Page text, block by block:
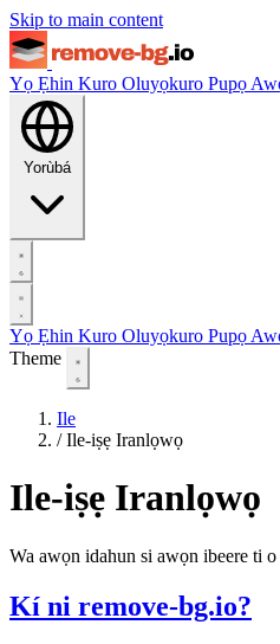
Skip to main content
Yọ Ẹhin Kuro Oluyọkuro Pupọ
Yorùbá
Yọ Ẹhin Kuro Oluyọkuro Pupọ
Theme
Ile
/ Ile-iṣẹ Iranlọwọ
Ile-iṣẹ Iranlọwọ
Wa awọn idahun si awọn ibeere ti
Kí ni remove-bg.io?